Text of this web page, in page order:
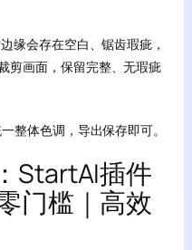
缘会存在空白、锯齿瑕疵，
剪画面，保留完整、无瑕疵
整体色调，导出保存即可。
StartAI插件
门槛｜高效